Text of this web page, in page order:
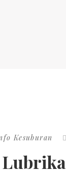
Kesuburan